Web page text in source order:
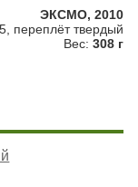
ЭКСМО, 2010
переплёт твердый
Вес: 308 г